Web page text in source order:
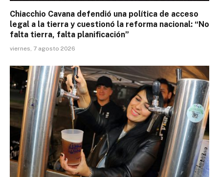
Chiacchio Cavana defendió una política de acceso
legal a la tierra y cuestionó la reforma nacional: “No
falta tierra, falta planificación”
viernes, 7 agosto 2026